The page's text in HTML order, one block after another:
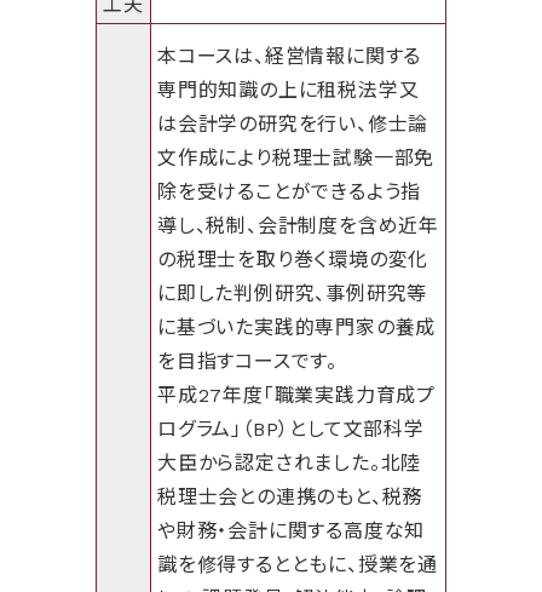
本コースは、経営情報に関する
専門的知識の上に租税法学又
は会計学の研究を行い、修士論
文作成により税理士試験一部免
除を受けることができるよう指
導し、税制、会計制度を含め近年
の税理士を取り巻く環境の変化
に即した判例研究、事例研究等
に基づいた実践的専門家の養成
を目指すコースです。
平成27年度「職業実践力育成プ
ログラム」（BP）として文部科学
大臣から認定されました。北陸
税理士会との連携のもと、税務
や財務・会計に関する高度な知
識を修得するとともに、授業を通